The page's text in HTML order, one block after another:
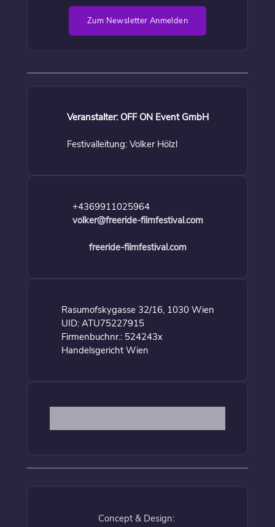
Zum Newsletter Anmelden
Veranstalter: OFF ON Event GmbH
Festivalleitung: Volker Hölzl
+4369911025964
volker@freeride-filmfestival.com
freeride-filmfestival.com
Rasumofskygasse 32/16, 1030 Wien
UID: ATU75227915
Firmenbuchnr.: 524243x
Handelsgericht Wien
Concept & Design: